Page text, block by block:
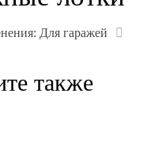
Для гаражей
также